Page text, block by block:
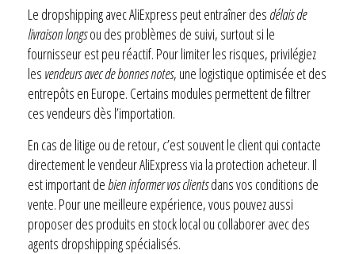
Le dropshipping avec AliExpress peut entraîner des délais de
livraison longsou des problèmes de suivi, surtout si le
fournisseur est peu réactif. Pour limiter les risques, privilégiez
les vendeurs avec de bonnes notes, une logistique optimisée et des
entrepôts en Europe. Certains modules permettent de filtrer
ces vendeurs dès l’importation.
En cas de litige ou de retour, c’est souvent le client qui contacte
directement le vendeur AliExpress via la protection acheteur. Il
est important de bien informer vos clientsdans vos conditions de
vente. Pour une meilleure expérience, vous pouvez aussi
proposer des produits en stock local ou collaborer avec des
agents dropshipping spécialisés.